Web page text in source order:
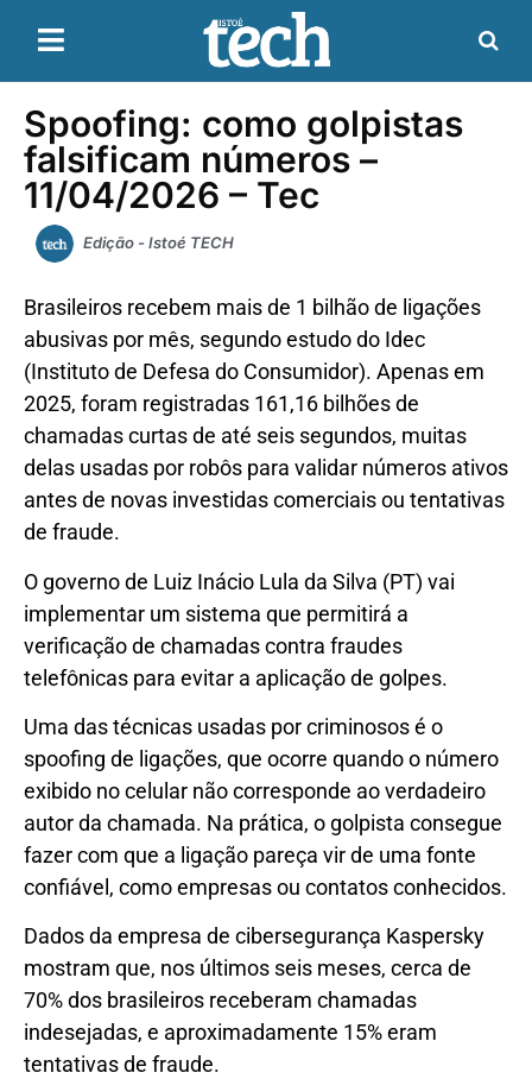
Spoofing: como golpistas
falsificam números –
11/04/2026 – Tec
Edição - Istoé TECH
Brasileiros recebem mais de 1 bilhão de ligações
abusivas por mês, segundo estudo do Idec
(Instituto de Defesa do Consumidor). Apenas em
2025, foram registradas 161,16 bilhões de
chamadas curtas de até seis segundos, muitas
delas usadas por robôs para validar números ativos
antes de novas investidas comerciais ou tentativas
de fraude.
O governo de Luiz Inácio Lula da Silva (PT) vai
implementar um sistema que permitirá a
verificação de chamadas contra fraudes
telefônicas para evitar a aplicação de golpes.
Uma das técnicas usadas por criminosos é o
spoofing de ligações, que ocorre quando o número
exibido no celular não corresponde ao verdadeiro
autor da chamada. Na prática, o golpista consegue
fazer com que a ligação pareça vir de uma fonte
confiável, como empresas ou contatos conhecidos.
Dados da empresa de cibersegurança Kaspersky
mostram que, nos últimos seis meses, cerca de
70% dos brasileiros receberam chamadas
indesejadas, e aproximadamente 15% eram
tentativas de fraude.